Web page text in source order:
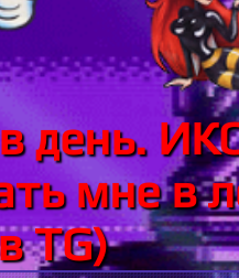
день.
мне в
TG)